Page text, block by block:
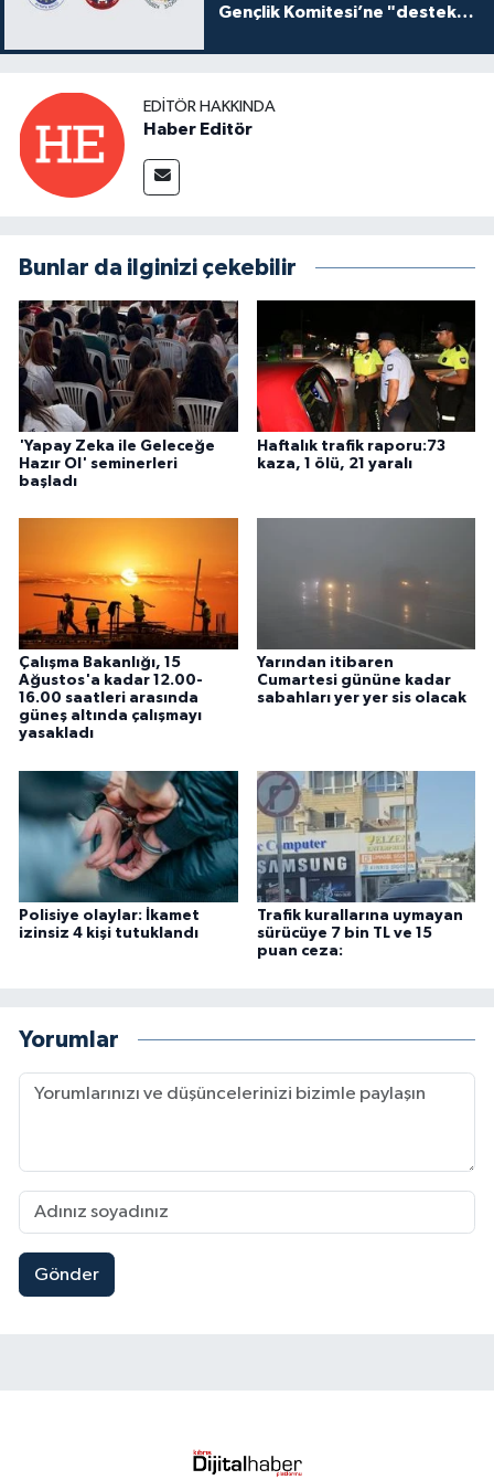
Gençlik Komitesi’ne "destek
EDITÖR HAKKINDA
Haber Editör
Bunlar da ilginizi çekebilir
'Yapay Zeka ile Geleceğe
Hazır Ol' seminerleri
başladı
Haftalık trafik raporu:73
kaza, 1 ölü, 21 yaralı
Çalışma Bakanlığı, 15
Ağustos'a kadar 12.00-
16.00 saatleri arasında
güneş altında çalışmayı
yasakladı
Yarından itibaren
Cumartesi gününe kadar
sabahları yer yer sis olacak
Polisiye olaylar: İkamet
izinsiz 4 kişi tutuklandı
Trafik kurallarına uymayan
sürücüye 7 bin TL ve 15
puan ceza:
Yorumlar
Gönder